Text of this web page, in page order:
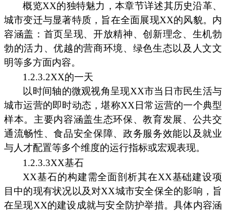
概览XX的独特魅力，本章节详述其历史沿革、
城市变迁与显著特质，旨在全面展现XX的风貌。内
容涵盖：首页呈现、开放精神、创新理念、生机勃
勃的活力、优越的营商环境、绿色生态以及人文文
明等多方面内容。
1.2.3.2XX的一天
以时间轴的微观视角呈现XX市当日市民生活与
城市运营的即时动态，堪称XX日常运营的一个典型
样本。主要内容涵盖生态环保、教育发展、公共交
通流畅性、食品安全保障、政务服务效能以及就业
与人才配置等多个维度的运行指标或宏观表现。
1.2.3.3XX基石
XX基石的构建需全面剖析其在XX基础建设项
目中的现有状况以及对XX城市安全保全的影响，旨
在呈现XX的建设成就与安全防护举措。具体内容涵